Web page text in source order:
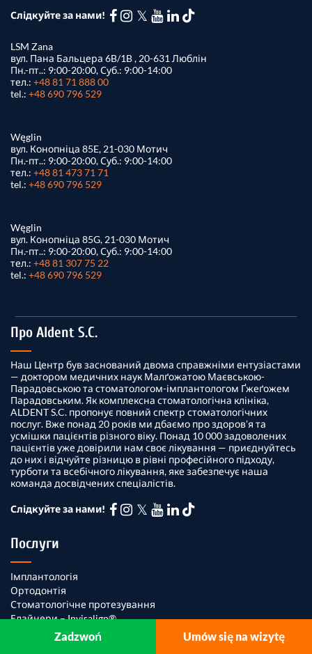
Zadzwoń Umów się na wizytę
Слідкуйте за нами!
LSM Zana
вул. Пана Бальцера 6B/1B , 20-631 Люблін
Пн.-пт..: 9:00-20:00, Суб.: 9:00-14:00
тел.: +48 81 71 888 00
tel.: +48 690 796 529
Węglin
вул. Конопніца 85E, 21-030 Мотич
Пн.-пт..: 9:00-20:00, Суб.: 9:00-14:00
тел.: +48 81 473 71 71
tel.: +48 690 796 529
Węglin
вул. Конопніца 85G, 21-030 Мотич
Пн.-пт..: 9:00-20:00, Суб.: 9:00-14:00
тел.: +48 81 307 75 22
tel.: +48 690 796 529
Про Aldent S.C.
Наш Центр був заснований двома справжніми ентузіастами
— доктором медичних наук Малґожатою Маєвською-
Парадовськоюта стоматологом-імплантологом Ґжеґожем
Парадовським. Як комплексна стоматологічна клініка,
ALDENT S.C. пропонує повний спектр стоматологічних
послуг. Вже понад 20 років ми дбаємо про здоров’я та
усмішки пацієнтів різного віку. Понад 10 000 задоволених
пацієнтівуже довірили нам своє лікування — приєднуйтесь
до них і відчуйте різницю в рівні професійного підходу,
турботи та всебічного лікування, яке забезпечує наша
команда досвідчених спеціалістів.
Слідкуйте за нами!
Послуги
Імплантологія
Ортодонтія
Стоматологічне протезування
Елайнери – Invisalign®
Імпланти All on 4